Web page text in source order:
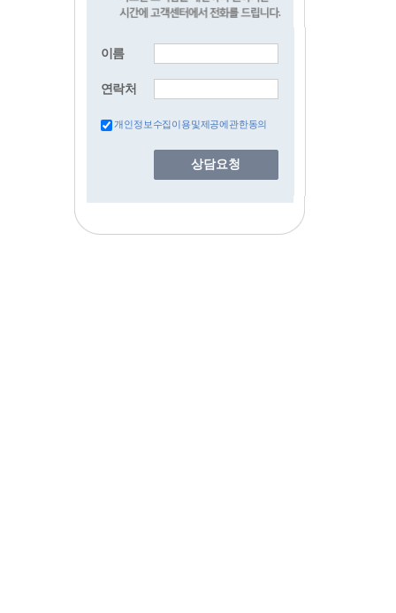
이름
연락처
개인정보수집이용및제공에관한동의
상담요청